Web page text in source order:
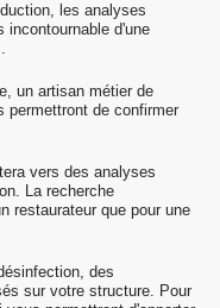
les analyses
incontournable d'une
un artisan métier de
permettront de confirmer
vers des analyses
La recherche
restaurateur que pour une
des
sur votre structure. Pour